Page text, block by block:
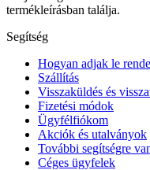
termékleírásban találja.
Segítség
Hogyan adjak le
Szállítás
Visszaküldés és
Fizetési módok
Ügyfélfiókom
Akciók és utalványok
További segítségre
Céges ügyfelek